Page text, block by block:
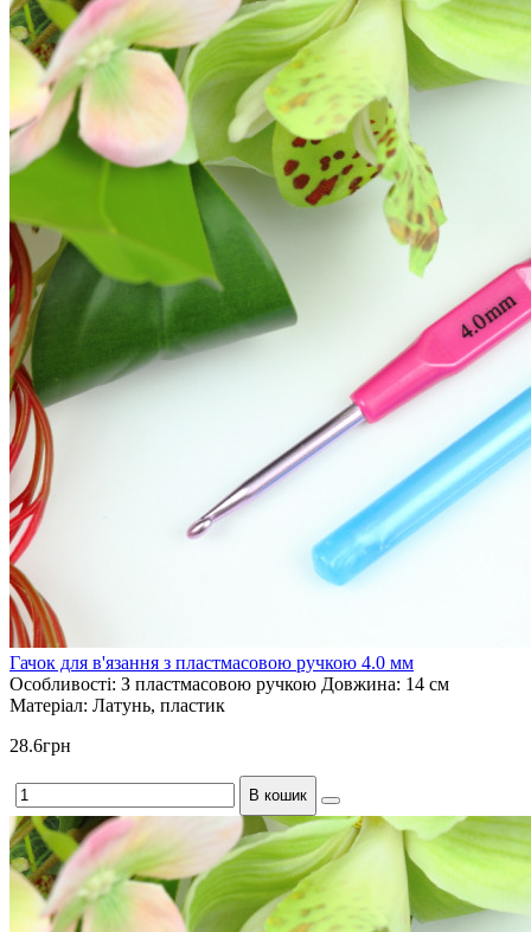
Гачок для в'язання з пластмасовою ручкою 4.0 мм
Особливості: З пластмасовою ручкою Довжина: 14 см
Матеріал: Латунь, пластик
28.6грн
В кошик